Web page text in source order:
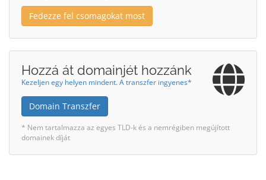
Fedezze fel csomagokat most
Hozzá át domainjét hozzánk
Kezeljen egy helyen mindent. A transzfer ingyenes*
Domain Transzfer
* Nem tartalmazza az egyes TLD-k és a nemrégiben megújított
domainek díját